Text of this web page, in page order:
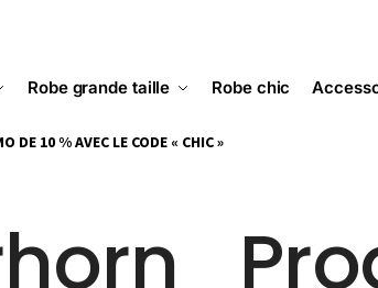
Robe grande taille Robe chic
DE 10 % AVEC LE CODE « CHIC »